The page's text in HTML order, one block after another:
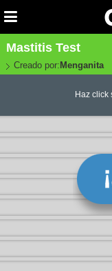
Mastitis Test
Creado por: Menganita
Haz click